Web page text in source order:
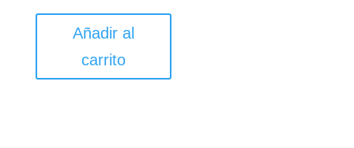
Añadir al
carrito